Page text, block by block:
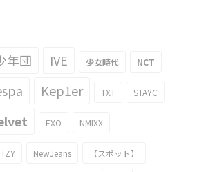
年団 IVE 少女時代 NCT
Kep1er TXT STAYC
EXO NMIXX
ITZY NewJeans 【スポット】